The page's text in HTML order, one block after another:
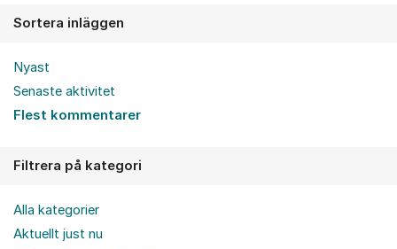
Sortera inläggen
Nyast
Senaste aktivitet
Flest kommentarer
Filtrera på kategori
Alla kategorier
Aktuellt just nu